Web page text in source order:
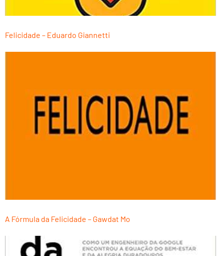
Felicidade – Eduardo Giannetti
A Fórmula da Felicidade – Gawdat Mo